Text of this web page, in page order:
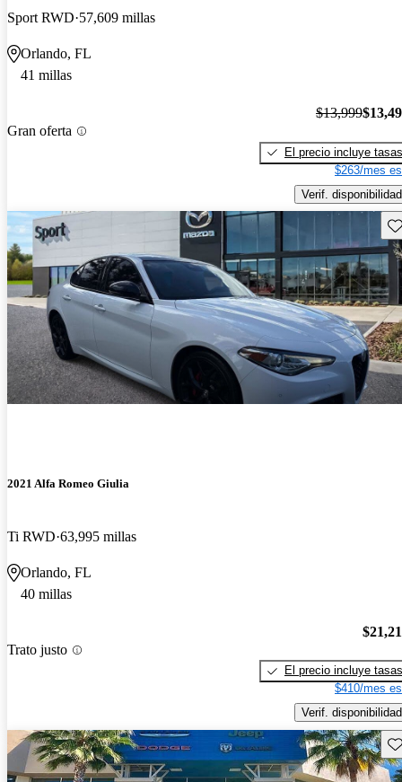
Sport RWD 57,609 millas
Orlando, FL
41 millas
Gran oferta
$13,999
El precio incluye tasas
$263/mes
Verif. disponibilidad
2021 Alfa Romeo Giulia
Ti RWD 63,995 millas
Orlando, FL
40 millas
Trato justo
El precio incluye tasas
$410/mes
Verif. disponibilidad